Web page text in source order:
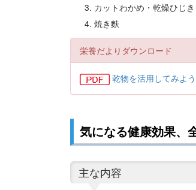
カットわかめ・乾燥ひじ
焼き麩
栄養だよりダウンロード
乾物を活用してみよう
気になる健康効果、
主な内容